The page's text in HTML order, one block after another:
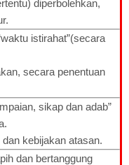
diperbolehkan,
istirahat”(secara
secara penentuan
sikap dan adab”
kebijakan atasan.
dan bertanggung